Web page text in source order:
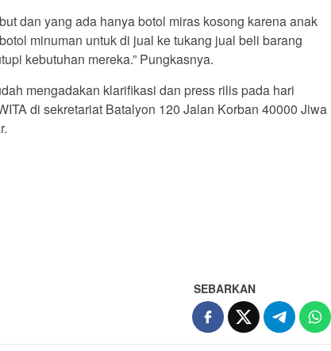
dan yang ada hanya botol miras kosong karena anak
minuman untuk di jual ke tukang jual beli barang
kebutuhan mereka.” Pungkasnya.
mengadakan klarifikasi dan press rilis pada hari
di sekretariat Batalyon 120 Jalan Korban 40000 Jiwa
SEBARKAN